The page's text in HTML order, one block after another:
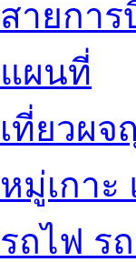
สายการ
แผนที่
เที่ยวผ
หมู่เกาะ
รถไฟ ร